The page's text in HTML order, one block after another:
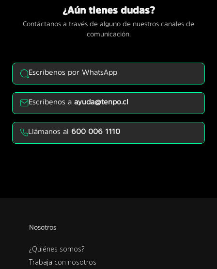
¿Aún tienes dudas?
Contáctanos a través de alguno de nuestros canales de
comunicación.
Escríbenos por WhatsApp
Escríbenos aayuda@tenpo.cl
Llámanos al 600 006 1110
Nosotros
¿Quiénes somos?
Trabaja con nosotros